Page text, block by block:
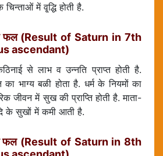
में वृ्द्धि होती है.
फल (Result of Saturn in 7th
ascendant)
से लाभ व उन्नति प्राप्त होती है.
भाग्य बळी होता है. धर्म के नियमों का
जीवन में सुख की प्राप्ति होती है. माता-
के सुखों में कमी आती है.
फल (Result of Saturn in 8th